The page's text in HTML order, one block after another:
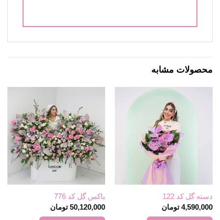
محصولات مشابه
دسته گل کد 122
4,590,000 تومان
باکس گل کد 776
50,120,000 تومان